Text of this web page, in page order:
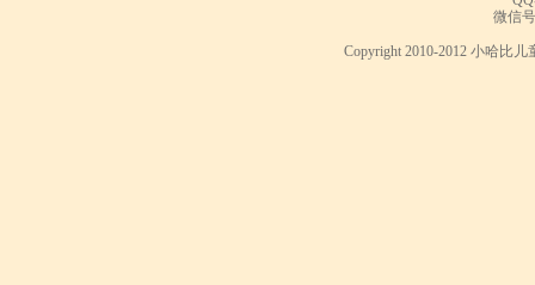
微信
Copyright 2010-2012 小哈比